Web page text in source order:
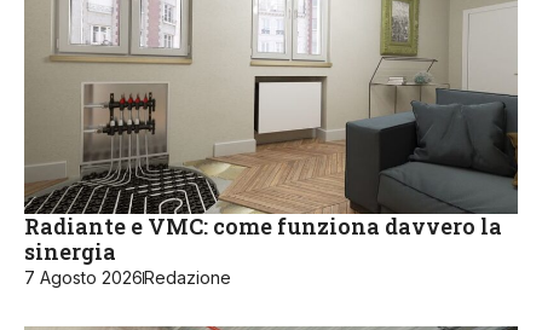
Radiante e VMC: come funziona davvero la
sinergia
7 Agosto 2026Redazione